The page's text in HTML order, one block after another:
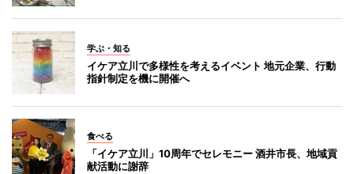
学ぶ・知る
イケア立川で多様性を考えるイベント 地元企業、行動
指針制定を機に開催へ
食べる
「イケア立川」10周年でセレモニー 酒井市長、地域貢
献活動に謝辞